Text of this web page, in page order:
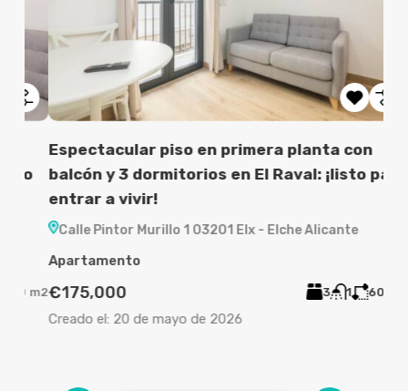
Espectacular piso en primera planta con
balcón y 3 dormitorios en El Raval: ¡listo para
entrar a vivir!
Calle Pintor Murillo 1 03201 Elx - Elche Alicante
Apartamento
€175,000 1 60 m2
Creado el:20 de mayo de 2026